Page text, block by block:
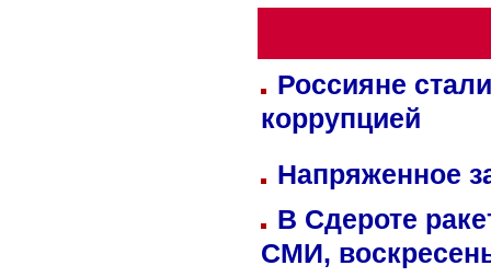
Россияне
коррупцией
Напряженное
В Сдероте
СМИ,